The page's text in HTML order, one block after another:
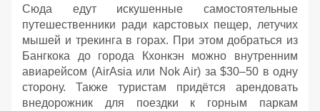
Сюда едут искушенные самостоятельные
путешественники ради карстовых пещер, летучих
мышей и трекинга в горах. При этом добраться из
Бангкока до города Кхонкэн можно внутренним
авиарейсом (AirAsia или Nok Air) за $30–50 в одну
сторону. Также туристам придётся арендовать
внедорожник для поездки к горным паркам